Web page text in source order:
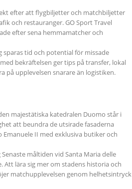
efter att flygbiljetter och matchbiljetter
och restauranger. GO Sport Travel
efter sena hemmamatcher och
tid och potential för missade
bekräftelsen ger tips på transfer, lokal
på upplevelsen snarare än logistiken.
majestätiska katedralen Duomo står i
att beundra de utsirade fasaderna
II med exklusiva butiker och
måltiden vid Santa Maria delle
lära sig mer om stadens historia och
matchupplevelsen genom helhetsintryck